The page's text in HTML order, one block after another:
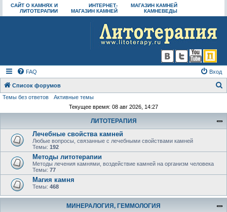
САЙТ О КАМНЯХ И
ЛИТОТЕРАПИИ
ИНТЕРНЕТ-
МАГАЗИН КАМНЕЙ
МАГАЗИН КАМНЕЙ
КАМНЕВЕДЫ
FAQ Вход
Список форумов
Темы без ответов
Активные темы
Текущее время: 08 авг 2026, 14:27
ЛИТОТЕРАПИЯ
Лечебные свойства камней
Любые вопросы, связанные с лечебными свойствами камней
Темы: 192
Методы литотерапии
Методы лечения камнями, воздействие камней на организм человека
Темы: 77
Магия камня
Темы: 468
МИНЕРАЛОГИЯ, ГЕММОЛОГИЯ